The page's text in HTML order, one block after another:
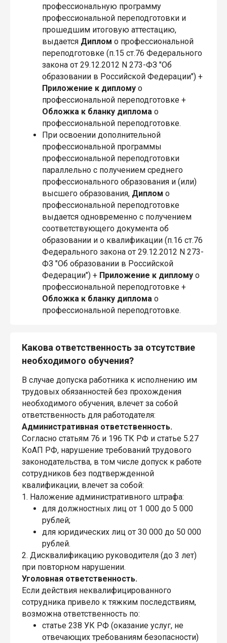
профессиональную программу
профессиональной переподготовки и
прошедшим итоговую аттестацию,
выдается Диплом о профессиональной
переподготовке (п.15 ст.76 Федерального
закона от 29.12.2012 N 273-ФЗ "Об
образовании в Российской Федерации") +
Приложение к диплому о
профессиональной переподготовке +
Обложка к бланку диплома о
профессиональной переподготовке.
При освоении дополнительной
профессиональной программы
профессиональной переподготовки
параллельно с получением среднего
профессионального образования и (или)
высшего образования, Диплом о
профессиональной переподготовке
выдается одновременно с получением
соответствующего документа об
образовании и о квалификации (п.16 ст.76
Федерального закона от 29.12.2012 N 273-
ФЗ "Об образовании в Российской
Федерации") + Приложение к диплому о
профессиональной переподготовке +
Обложка к бланку диплома о
профессиональной переподготовке.
Какова ответственность за отсутствие
необходимого обучения?
В случае допуска работника к исполнению им
трудовых обязанностей без прохождения
необходимого обучения, влечет за собой
ответственность для работодателя:
Административная ответственность.
Согласно статьям 76 и 196 ТК РФ и статье 5.27
КоАП РФ, нарушение требований трудового
законодательства, в том числе допуск к работе
сотрудников без подтвержденной
квалификации, влечет за собой:
1. Наложение административного штрафа:
для должностных лиц от 1 000 до 5 000
рублей;
для юридических лиц от 30 000 до 50 000
рублей.
2. Дисквалификацию руководителя (до 3 лет)
при повторном нарушении.
Уголовная ответственность.
Если действия неквалифицированного
сотрудника привело к тяжким последствиям,
возможна ответственность по:
статье 238 УК РФ (оказание услуг, не
отвечающих требованиям безопасности)